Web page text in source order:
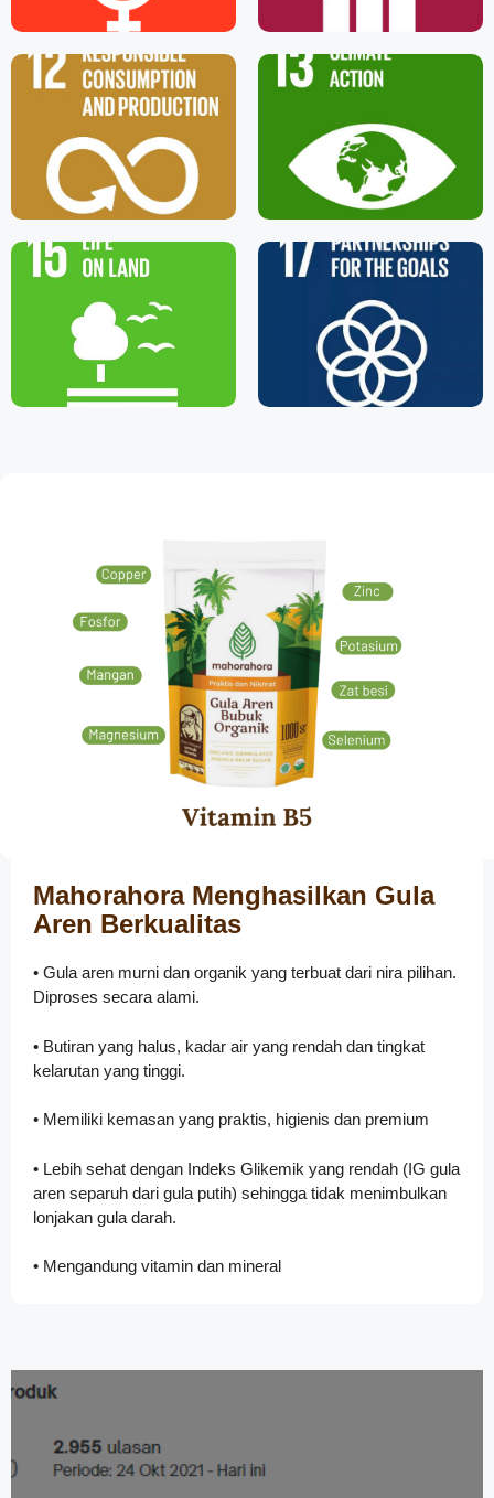
Mahorahora Menghasilkan Gula
Aren Berkualitas
• Gula aren murni dan organik yang terbuat dari nira pilihan.
Diproses secara alami.
• Butiran yang halus, kadar air yang rendah dan tingkat
kelarutan yang tinggi.
• Memiliki kemasan yang praktis, higienis dan premium
• Lebih sehat dengan Indeks Glikemik yang rendah (IG gula
aren separuh dari gula putih) sehingga tidak menimbulkan
lonjakan gula darah.
• Mengandung vitamin dan mineral